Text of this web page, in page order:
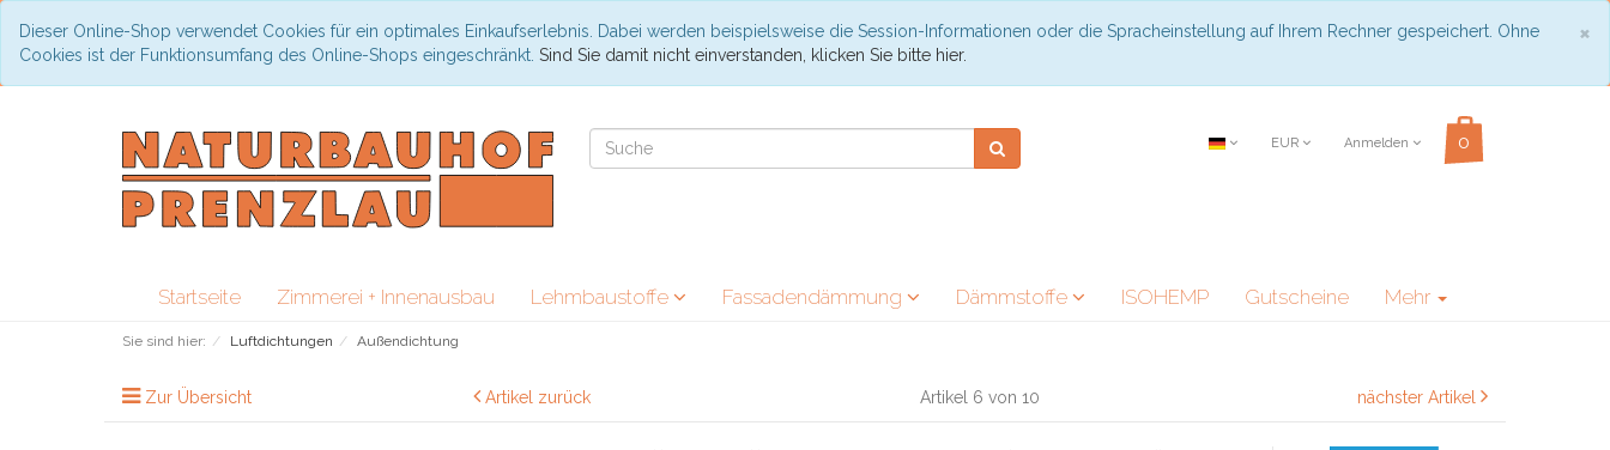
×
Dieser Online-Shop verwendet Cookies für ein optimales Einkaufserlebnis. Dabei werden beispielsweise die Session-Informationen oder die Spracheinstellung auf Ihrem Rechner gespeichert. Ohne
Cookies ist der Funktionsumfang des Online-Shops eingeschränkt. Sind Sie damit nicht einverstanden, klicken Sie bitte hier.
EUR Anmelden
Startseite Zimmerei + Innenausbau Lehmbaustoffe Fassadendämmung Dämmstoffe ISOHEMP Gutscheine Mehr
Sie sind hier: Luftdichtungen Außendichtung
Zur Übersicht Artikel zurück Artikel 6 von 10 nächster Artikel